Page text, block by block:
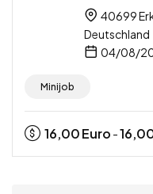
40699
Deutschland
04/08/
Minijob
16,00Euro -